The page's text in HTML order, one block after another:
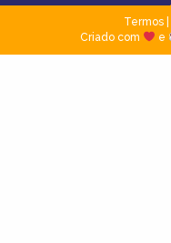
Termos|
Criado com
e